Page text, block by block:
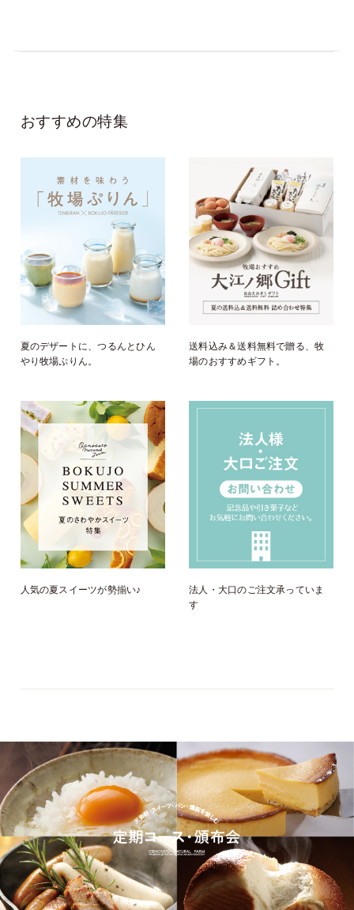
おすすめの特集
夏のデザートに、つるんとひん
やり牧場ぷりん。
送料込み＆送料無料で贈る、牧
場のおすすめギフト。
人気の夏スイーツが勢揃い♪
法人・大口のご注文承っていま
す